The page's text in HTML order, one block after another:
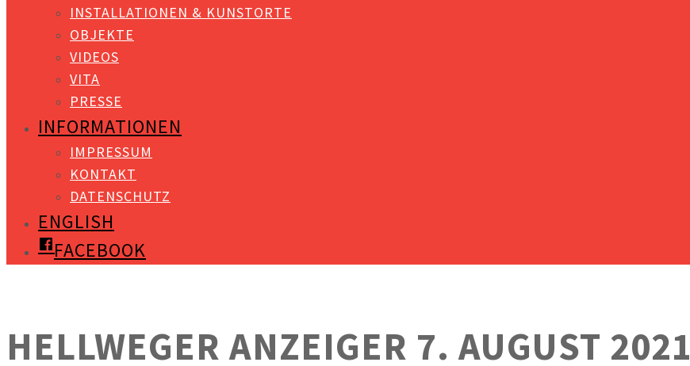
INSTALLATIONEN & KUNSTORTE
OBJEKTE
VIDEOS
VITA
PRESSE
INFORMATIONEN
IMPRESSUM
KONTAKT
DATENSCHUTZ
ENGLISH
FACEBOOK
HELLWEGER ANZEIGER 7. AUGUST 2021